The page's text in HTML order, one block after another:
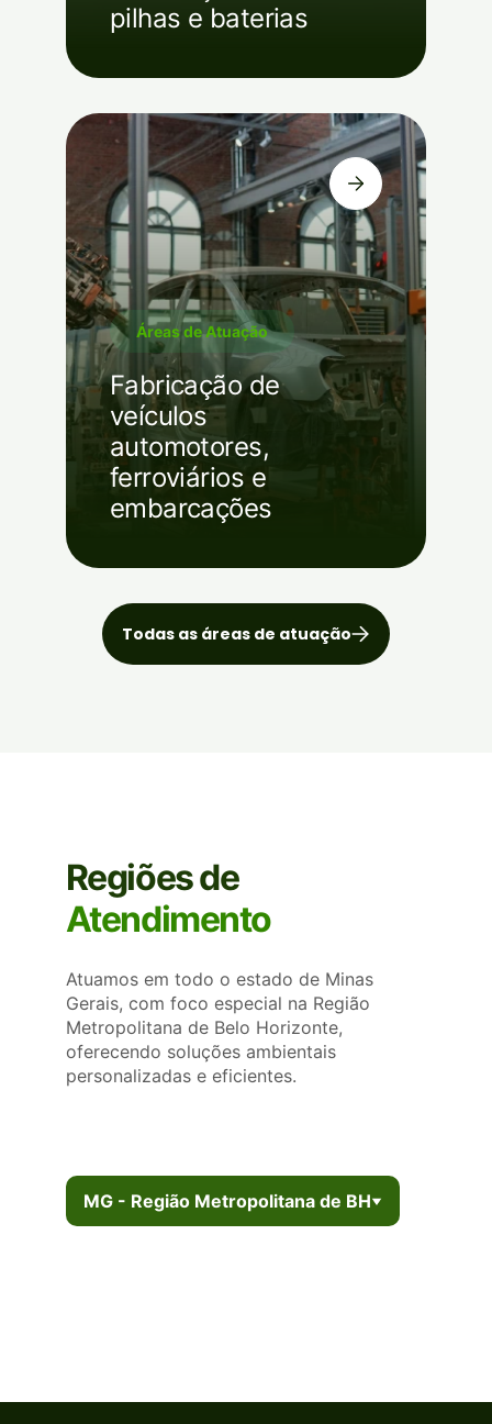
pilhas e baterias
Áreas de Atuação
Fabricação de
veículos
automotores,
ferroviários e
embarcações
Todas as áreas de atuação
Regiões de
Atendimento
Atuamos em todo o estado de Minas
Gerais, com foco especial na Região
Metropolitana de Belo Horizonte,
oferecendo soluções ambientais
personalizadas e eficientes.
MG - Região Metropolitana de BH